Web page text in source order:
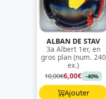
ALBAN DE STAV
3a Albert 1er, en
gros plan (num. 240
ex.)
10,00€6,00€ -40%
Ajouter